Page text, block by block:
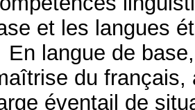
et les langues
En langue de
du
éventail de